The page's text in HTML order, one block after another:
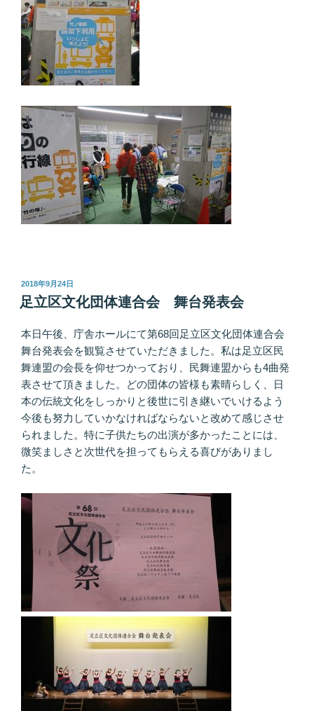
投
稿
日:
2018年9月24日
足立区文化団体連合会 舞台発表会
本日午後、庁舎ホールにて第68回足立区文化団体連合会
舞台発表会を観覧させていただきました。私は足立区民
舞連盟の会長を仰せつかっており、民舞連盟からも4曲発
表させて頂きました。どの団体の皆様も素晴らしく、日
本の伝統文化をしっかりと後世に引き継いでいけるよう
今後も努力していかなければならないと改めて感じさせ
られました。特に子供たちの出演が多かったことには、
微笑ましさと次世代を担ってもらえる喜びがありまし
た。